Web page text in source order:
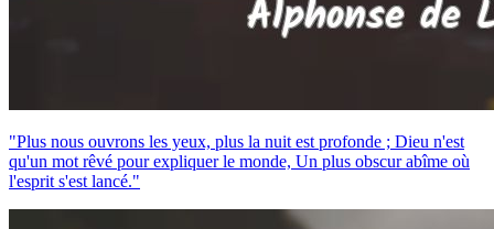
"Plus nous ouvrons les yeux, plus la nuit est profonde ; Dieu n'est
qu'un mot rêvé pour expliquer le monde, Un plus obscur abîme où
l'esprit s'est lancé."